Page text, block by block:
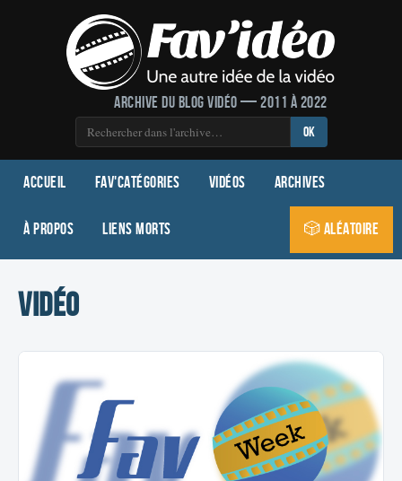
Archive du blog vidéo — 2011 à 2022
OK
Accueil Fav'Catégories Vidéos Archives
À propos Liens morts 🎲 Aléatoire
vidéo